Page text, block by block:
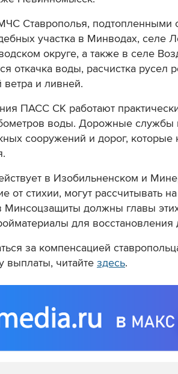
Ставрополья, подтопленными
участка в Минводах, селе
округе, а также в селе
откачка воды, расчистка русел
ветра и ливней.
ПАСС СК работают
воды. Дорожные службы
сооружений и дорог, которые
в Изобильненском и
от стихии, могут рассчитывать
Минсоцзащиты должны главы
для восстановления
за компенсацией
выплаты, читайте здесь.